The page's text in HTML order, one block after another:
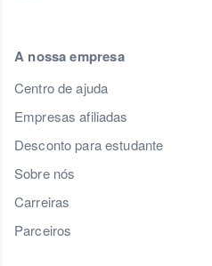
A nossa empresa
Centro de ajuda
Empresas afiliadas
Desconto para estudante
Sobre nós
Carreiras
Parceiros